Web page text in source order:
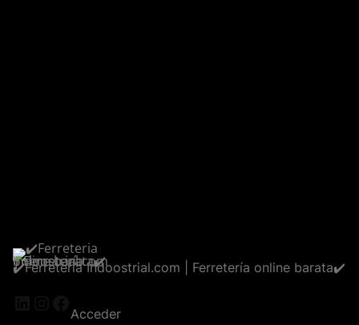
✔️Ferreteria Indoostrial.com | Ferretería online barata✔️
LinkedIn
Instagram
Facebook
Acceder